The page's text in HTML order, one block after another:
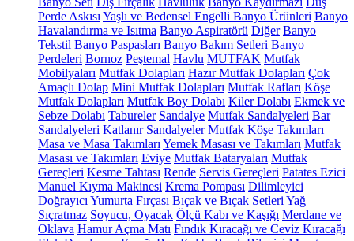
Perde Askısı Yaşlı ve Bedensel Engelli Banyo Ürünleri Banyo
Havalandırma ve Isıtma Banyo Aspiratörü Diğer Banyo
Tekstil Banyo Paspasları Banyo Bakım Setleri Banyo
Perdeleri Bornoz Peştemal Havlu MUTFAK Mutfak
Mobilyaları Mutfak Dolapları Hazır Mutfak Dolapları Çok
Amaçlı Dolap Mini Mutfak Dolapları Mutfak Rafları Köşe
Mutfak Dolapları Mutfak Boy Dolabı Kiler Dolabı Ekmek ve
Sebze Dolabı Tabureler Sandalye Mutfak Sandalyeleri Bar
Sandalyeleri Katlanır Sandalyeler Mutfak Köşe Takımları
Masa ve Masa Takımları Yemek Masası ve Takımları Mutfak
Masası ve Takımları Eviye Mutfak Bataryaları Mutfak
Gereçleri Kesme Tahtası Rende Servis Gereçleri Patates Ezici
Manuel Kıyma Makinesi Krema Pompası Dilimleyici
Doğrayıcı Yumurta Fırçası Bıçak ve Bıçak Setleri Yağ
Sıçratmaz Soyucu, Oyacak Ölçü Kabı ve Kaşığı Merdane ve
Oklava Hamur Açma Matı Fındık Kıracağı ve Ceviz Kıracağı